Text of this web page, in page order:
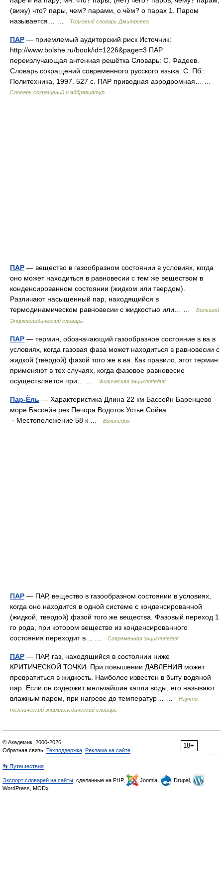
(вижу) что? пары, чем? парами, о чём? о парах 1. Паром
называется… …
Толковый словарь Дмитриева
ПАР — приемлемый аудиторский риск Источник:
http://www.bolshe.ru/book/id=1226&page=3 ПАР
переизлучающая антенная решётка Словарь: С. Фадеев.
Словарь сокращений современного русского языка. С. Пб.:
Политехника, 1997. 527 с. ПАР приводная аэродромная… …
Словарь сокращений и аббревиатур
ПАР — вещество в газообразном состоянии в условиях, когда
оно может находиться в равновесии с тем же веществом в
конденсированном состоянии (жидком или твердом).
Различают насыщенный пар, находящийся в
термодинамическом равновесии с жидкостью или… …
Большой
Энциклопедический словарь
ПАР — термин, обозначающий газообразное состояние в ва в
условиях, когда газовая фаза может находиться в равновесии с
жидкой (твёрдой) фазой того же в ва. Как правило, этот термин
применяют в тех случаях, когда фазовое равновесие
осуществляется при… …
Физическая энциклопедия
Пар-Ёль — Характеристика Длина 22 км Бассейн Баренцево
море Бассейн рек Печора Водоток Устье Сойва
· Местоположение 58 к …
Википедия
ПАР — ПАР, вещество в газообразном состоянии в условиях,
когда оно находится в одной системе с конденсированной
(жидкой, твердой) фазой того же вещества. Фазовый переход 1
го рода, при котором вещество из конденсированного
состояния переходит в… …
Современная энциклопедия
ПАР — ПАР, газ, находящийся в состоянии ниже
КРИТИЧЕСКОЙ ТОЧКИ. При повышении ДАВЛЕНИЯ может
превратиться в жидкость. Наиболее известен в быту водяной
пар. Если он содержит мельчайшие капли воды, его называют
влажным паром, при нагреве до температур… …
Научно-
технический энциклопедический словарь
18+
© Академик, 2000-2026
Обратная связь: Техподдержка Реклама на сайте
👣 Путешествия
Экспорт словарей на сайты , сделанные на PHP, Joomla,
Drupal,
WordPress, MODx.